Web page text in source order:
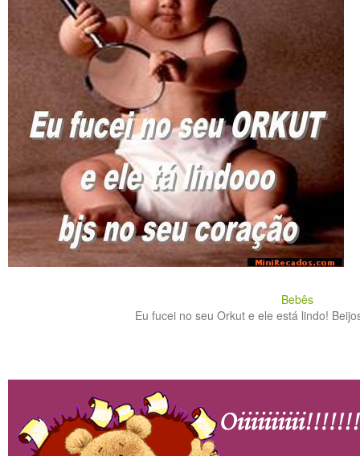
Bebês
Eu fucei no seu Orkut e ele está lindo!